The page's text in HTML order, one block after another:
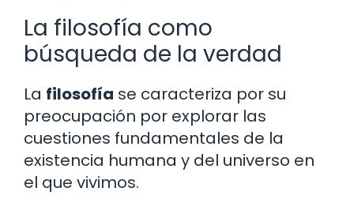
La filosofía como
búsqueda de la verdad
La filosofía se caracteriza por su
preocupación por explorar las
cuestiones fundamentales de la
existencia humana y del universo en
el que vivimos.